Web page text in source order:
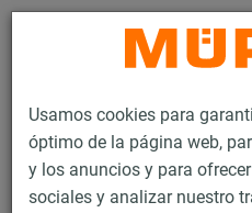
Usamos cookies para
óptimo de la página web,
y los anuncios y para
sociales y analizar nuestro